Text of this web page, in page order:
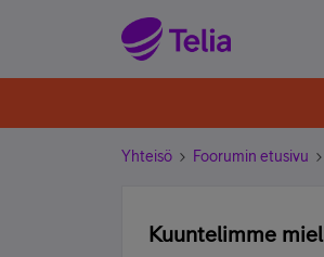
Yhteisö Foorumin etusivu
Kuuntelimme